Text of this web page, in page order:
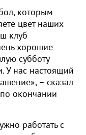
которым
цвет наших
клуб
хорошие
субботу
У нас настоящий
– сказал
окончании
работать с